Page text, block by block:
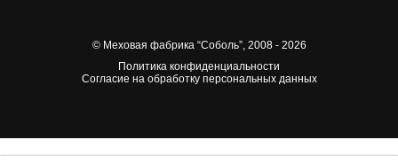
© Меховая фабрика “Соболь”, 2008 - 2026
Политика конфиденциальности
Согласие на обработку персональных данных